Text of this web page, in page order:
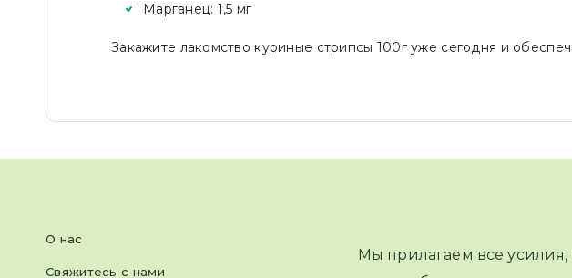
Марганец: 1,5 мг
Закажите лакомство куриные стрипсы 100г уже сегодня и
О нас
Свяжитесь с нами
Мы прилагаем все